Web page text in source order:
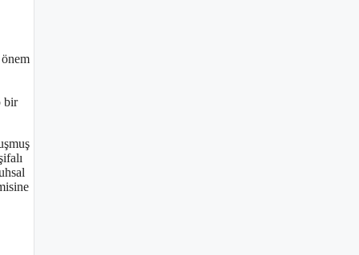
bir